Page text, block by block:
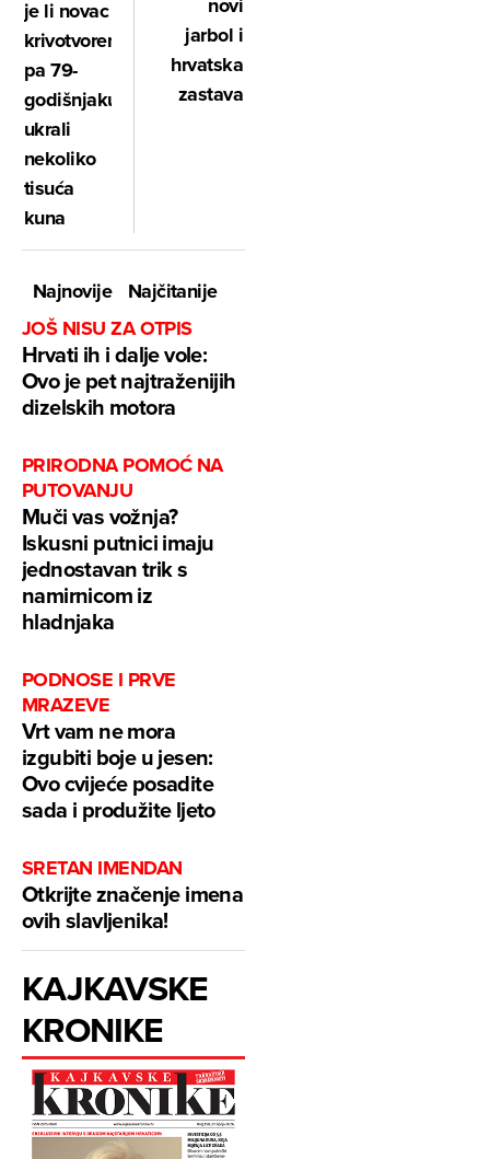
je li novac
krivotvoren,
pa 79-
godišnjaku
ukrali
nekoliko
tisuća
kuna
novi
jarbol i
hrvatska
zastava
Najnovije
Najčitanije
JOŠ NISU ZA OTPIS
Hrvati ih i dalje vole:
Ovo je pet najtraženijih
dizelskih motora
PRIRODNA POMOĆ NA
PUTOVANJU
Muči vas vožnja?
Iskusni putnici imaju
jednostavan trik s
namirnicom iz
hladnjaka
PODNOSE I PRVE
MRAZEVE
Vrt vam ne mora
izgubiti boje u jesen:
Ovo cvijeće posadite
sada i produžite ljeto
SRETAN IMENDAN
Otkrijte značenje imena
ovih slavljenika!
KAJKAVSKE
KRONIKE